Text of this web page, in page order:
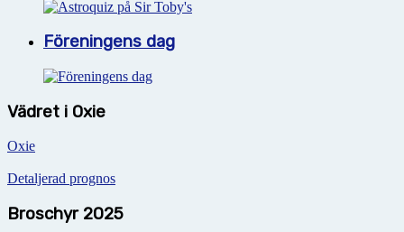
Föreningens dag
Vädret i Oxie
Oxie
Detaljerad prognos
Broschyr 2025